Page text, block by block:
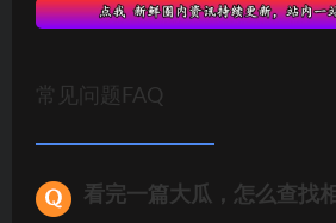
常见问题FAQ
看完一篇大瓜，怎么查找